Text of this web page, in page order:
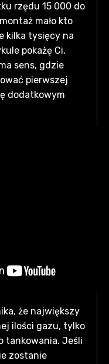
propanu) i
UDT oraz
rzędu 15 000 do
mało kto
kilka tysięcy na
pokażę Ci,
sens, gdzie
pierwszej
dodatkowym
że największy
ilości gazu, tylko
tankowania. Jeśli
zostanie